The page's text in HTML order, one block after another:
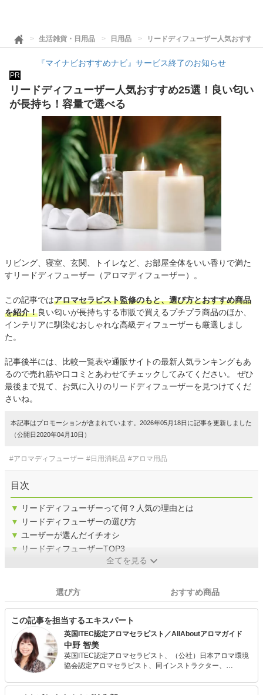
生活雑貨・日用品 日用品 リードディフューザー人気おすす
『マイナビおすすめナビ』サービス終了のお知らせ
PR
リードディフューザー人気おすすめ25選！良い匂い
が長持ち！容量で選べる
リビング、寝室、玄関、トイレなど、お部屋全体をいい香りで満た
すリードディフューザー（アロマディフューザー）。
この記事ではアロマセラピスト監修のもと、選び方とおすすめ商品
を紹介！良い匂いが長持ちする市販で買えるプチプラ商品のほか、
インテリアに馴染むおしゃれな高級ディフューザーも厳選しまし
た。
記事後半には、比較一覧表や通販サイトの最新人気ランキングもあ
るので売れ筋や口コミとあわせてチェックしてみてください。 ぜひ
最後まで見て、お気に入りのリードディフューザーを見つけてくだ
さいね。
本記事はプロモーションが含まれています。2026年05月18日に記事を更新しました
（公開日2020年04月10日）
#アロマディフューザー #日用消耗品 #アロマ用品
目次
▼
リードディフューザーって何？人気の理由とは
▼
リードディフューザーの選び方
▼ ユーザーが選んだイチオシ
▼
リードディフューザーTOP3
全てを見る
選び方 おすすめ商品
この記事を担当するエキスパート
英国ITEC認定アロマセラピスト／AllAboutアロマガイド
中野 智美
英国ITEC認定アロマセラピスト、（公社）日本アロマ環境
協会認定アロマセラピスト、同インストラクター、
クールを1999年から主宰。 伝統的アロマテラピーを軸に、